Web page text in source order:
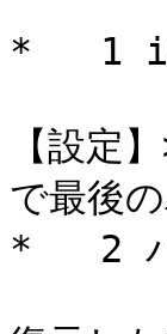
*   1
【設定
で最後
*   2 バ